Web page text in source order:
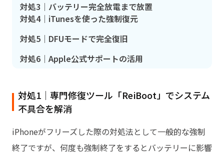
対処3｜バッテリー完全放電まで放置
対処4｜iTunesを使った強制復元
対処5｜DFUモードで完全復旧
対処6｜Apple公式サポートの活用
対処1｜専門修復ツール「ReiBoot」でシステム
不具合を解消
iPhoneがフリーズした際の対処法として一般的な強制
終了ですが、何度も強制終了をするとバッテリーに影響